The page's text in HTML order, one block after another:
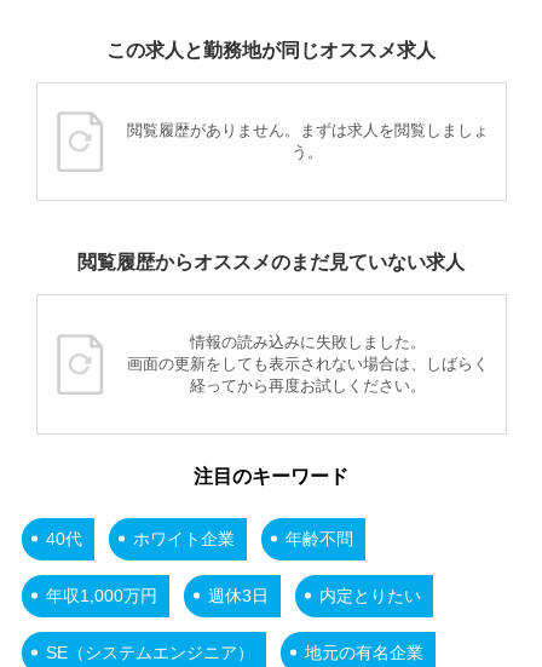
この求人と勤務地が同じオススメ求人
閲覧履歴がありません。まずは求人を閲覧しましょ
う。
閲覧履歴からオススメのまだ見ていない求人
情報の読み込みに失敗しました。
画面の更新をしても表示されない場合は、しばらく
経ってから再度お試しください。
注目のキーワード
40代 ホワイト企業 年齢不問
年収1,000万円 週休3日 内定とりたい
SE（システムエンジニア） 地元の有名企業